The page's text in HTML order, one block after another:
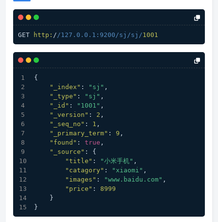
GET http: //127.0.0.1:9200/sj /sj/1001
{
"_index" : "sj" ,
"_type" : "sj" ,
"_id" : "1001" ,
"_version" : 2 ,
"_seq_no" : 1 ,
"_primary_term" : 9 ,
"found" : true ,
"_source" :
{
"title" : "小米手机" ,
"catagory" : "xiaomi" ,
"images" : "www.baidu.com" ,
"price" :
8999
}
}